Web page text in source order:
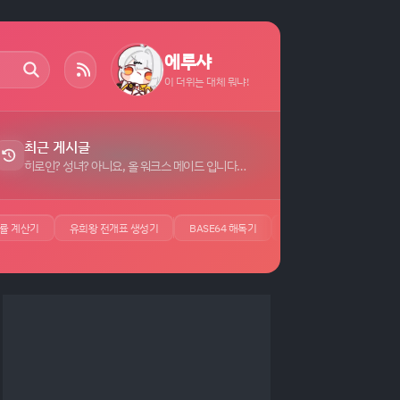
에루샤
이 더위는 대체 뭐냐!
최근 게시글
히로인? 성녀? 아니요, 올 워크스 메이드 입니다! (자랑) 자막 (7)
계산기 유희왕 전개표 생성기 BASE64 해독기